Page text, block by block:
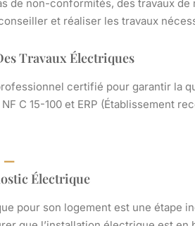
de non-conformités, des travaux
et réaliser les travaux
Travaux Électriques
certifié pour garantir la
C 15-100 et ERP (Établissement
Électrique
pour son logement est une étape